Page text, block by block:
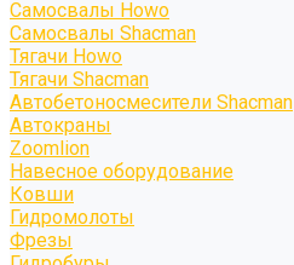
Самосвалы Howo
Самосвалы Shacman
Тягачи Howo
Тягачи Shacman
Автобетоносмесители Shacman
Автокраны
Zoomlion
Навесное оборудование
Ковши
Гидромолоты
Фрезы